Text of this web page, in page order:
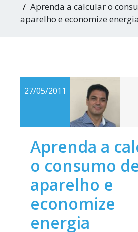
Aprenda a calcular o
aparelho e economize energia
27/05/2011
Aprenda a
o consumo
aparelho e
economize
energia